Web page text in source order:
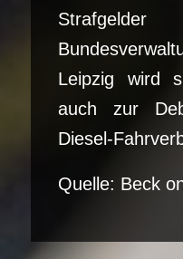
Leipzig wird
auch zur
Diesel-
Quelle: Beck